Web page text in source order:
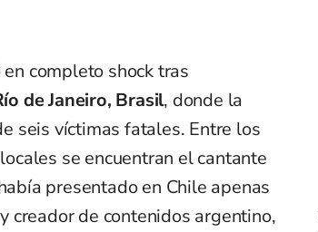
completo shock tras
de Janeiro, Brasil, donde la
seis víctimas fatales. Entre los
se encuentran el cantante
presentado en Chile apenas
creador de contenidos argentino,